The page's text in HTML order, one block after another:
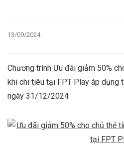
13/09/2024
Chương trình Ưu đãi giảm 50%
khi chi tiêu tại FPT Play áp
ngày 31/12/2024